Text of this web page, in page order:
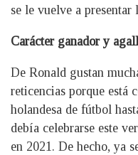
se le vuelve a presentar
Carácter ganador y
De Ronald gustan
reticencias porque está
holandesa de fútbol
debía celebrarse este
en 2021. De hecho, ya